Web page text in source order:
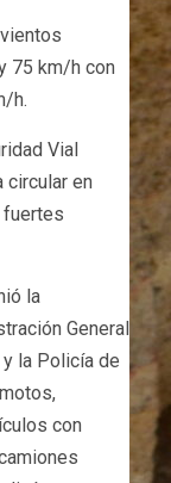
75 km/h con
h.
Vial
circular en
fuertes
la
General
la Policía de
con